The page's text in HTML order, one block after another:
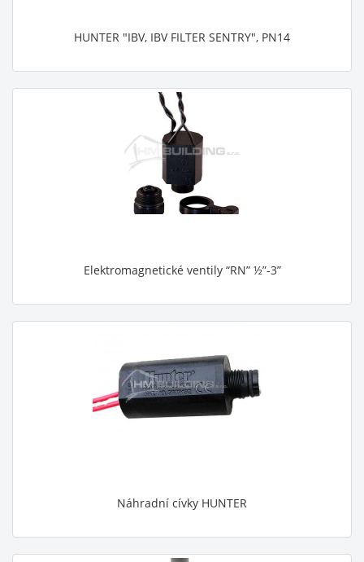
HUNTER "IBV, IBV FILTER SENTRY", PN14
Elektromagnetické ventily “RN” ½”-3”
Náhradní cívky HUNTER